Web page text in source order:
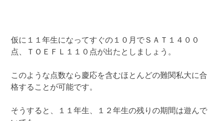
仮に１１年生になってすぐの１０月でＳＡＴ１４００
点、ＴＯＥＦＬ１１０点が出たとしましょう。
このような点数なら慶応を含むほとんどの難関私大に合
格することが可能です。
そうすると、１１年生、１２年生の残りの期間は遊んで